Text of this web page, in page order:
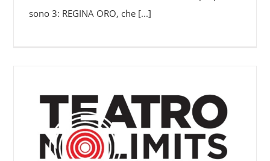
sono 3: REGINA ORO, che [...]